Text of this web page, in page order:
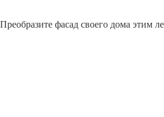
Преобразите фасад своего дома этим